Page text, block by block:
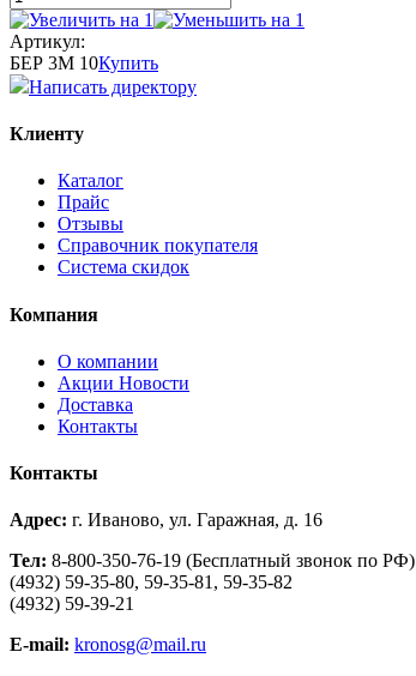
Артикул:
БЕР 3М 10Купить
Написать директору
Клиенту
Каталог
Прайс
Отзывы
Справочник покупателя
Система скидок
Компания
О компании
Aкции Новости
Доставка
Контакты
Контакты
Адрес: г. Иваново, ул. Гаражная, д. 16
Тел: 8-800-350-76-19 (Бесплатный звонок по РФ)
(4932) 59-35-80, 59-35-81, 59-35-82
(4932) 59-39-21
E-mail: kronosg@mail.ru